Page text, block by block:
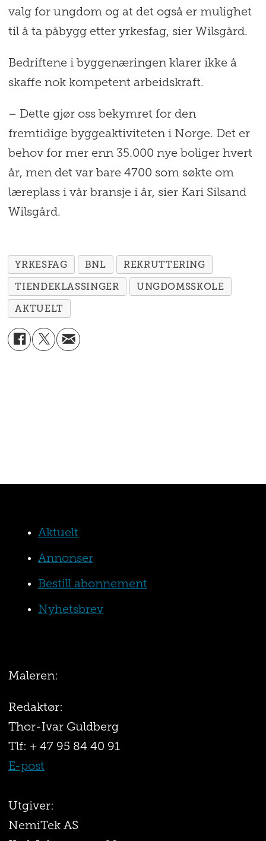
valg for ungdom og at det også er mulighet
til å ta påbygg etter yrkesfag, sier Wilsgård.
Bedriftene i byggenæringen klarer ikke å
skaffe nok kompetent arbeidskraft.
– Dette gjør oss bekymret for den
fremtidige byggeaktiviteten i Norge. Det er
behov for mer enn 35.000 nye boliger hvert
år, men det var bare 4700 som søkte om
læreplass i vår bransje i år, sier Kari Silsand
Wilsgård.
YRKESFAG BNL
REKRUTTERING
TIENDEKLASSINGER
UNGDOMSSKOLE
AKTUELT
Aktuelt
Annonser
Bestill abonnement
Nyhetsbrev
Maleren:
Redaktør:
Thor-Ivar Guldberg
Tlf: + 47 95 84 40 91
E-post
Utgiver:
NemiTek AS